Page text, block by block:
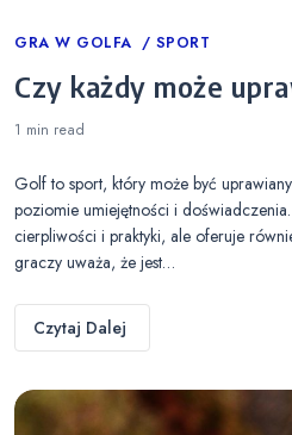
Categories
GRA W GOLFA SPORT
Czy każdy może
1 min read
Golf to sport, który może być
poziomie umiejętności i
cierpliwości i praktyki, ale oferuje
graczy uważa, że jest…
Czytaj Dalej